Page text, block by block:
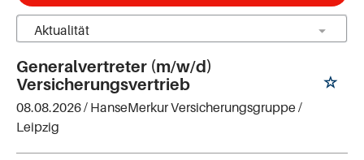
Generalvertreter (m/w/d)
Versicherungsvertrieb
08.08.2026 / HanseMerkur Versicherungsgruppe/
Leipzig